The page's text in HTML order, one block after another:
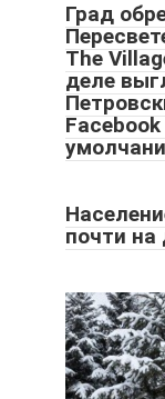
Град
The
деле
почти на